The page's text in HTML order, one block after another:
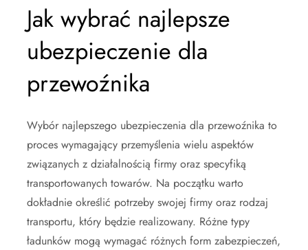
Jak wybrać najlepsze
ubezpieczenie dla
przewoźnika
Wybór najlepszego ubezpieczenia dla przewoźnika to
proces wymagający przemyślenia wielu aspektów
związanych z działalnością firmy oraz specyfiką
transportowanych towarów. Na początku warto
dokładnie określić potrzeby swojej firmy oraz rodzaj
transportu, który będzie realizowany. Różne typy
ładunków mogą wymagać różnych form zabezpieczeń,